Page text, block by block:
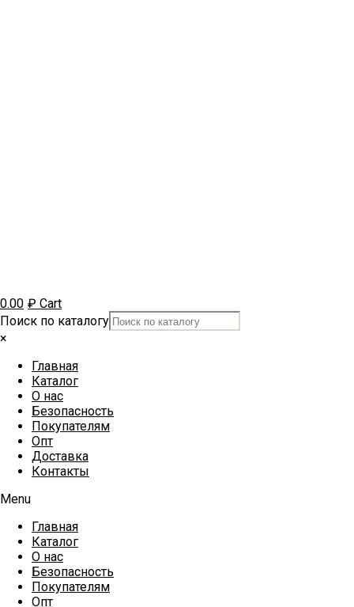
0.00 ₽ Cart
Поиск по каталогу
×
Главная
Каталог
О нас
Безопасность
Покупателям
Опт
Доставка
Контакты
Menu
Главная
Каталог
О нас
Безопасность
Покупателям
Опт